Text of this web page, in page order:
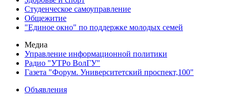
Студенческое самоуправление
Общежитие
"Единое окно" по поддержке молодых семей
Медиа
Управление информационной политики
Радио "УТРо ВолГУ"
Газета "Форум. Университетский проспект,100"
Объявления